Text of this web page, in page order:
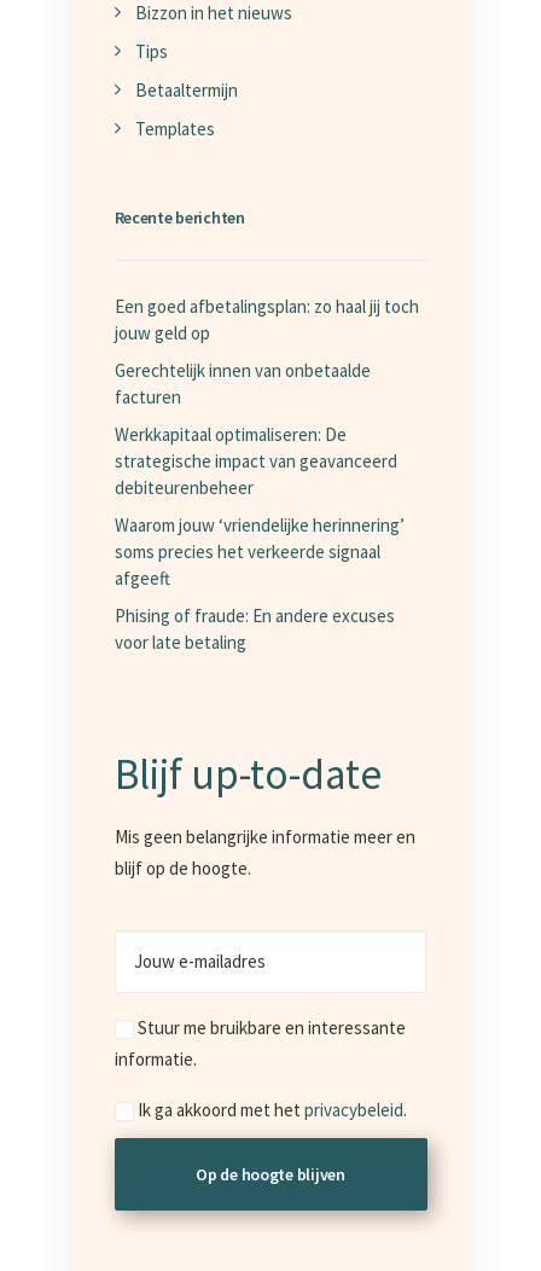
Bizzon in het nieuws
Tips
Betaaltermijn
Templates
Recente berichten
Een goed afbetalingsplan: zo haal jij toch
jouw geld op
Gerechtelijk innen van onbetaalde
facturen
Werkkapitaal optimaliseren: De
strategische impact van geavanceerd
debiteurenbeheer
Waarom jouw ‘vriendelijke herinnering’
soms precies het verkeerde signaal
afgeeft
Phising of fraude: En andere excuses
voor late betaling
Blijf up-to-date
Mis geen belangrijke informatie meer en
blijf op de hoogte.
Marketing
Stuur me bruikbare en interessante
informatie.
Consent
Ik ga akkoord met het privacybeleid.